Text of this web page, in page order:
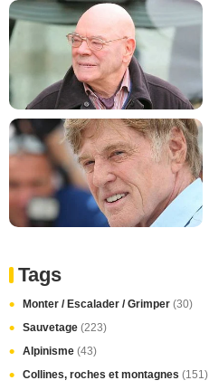
Tags
Monter / Escalader / Grimper (30)
Sauvetage (223)
Alpinisme (43)
Collines, roches et montagnes (151)